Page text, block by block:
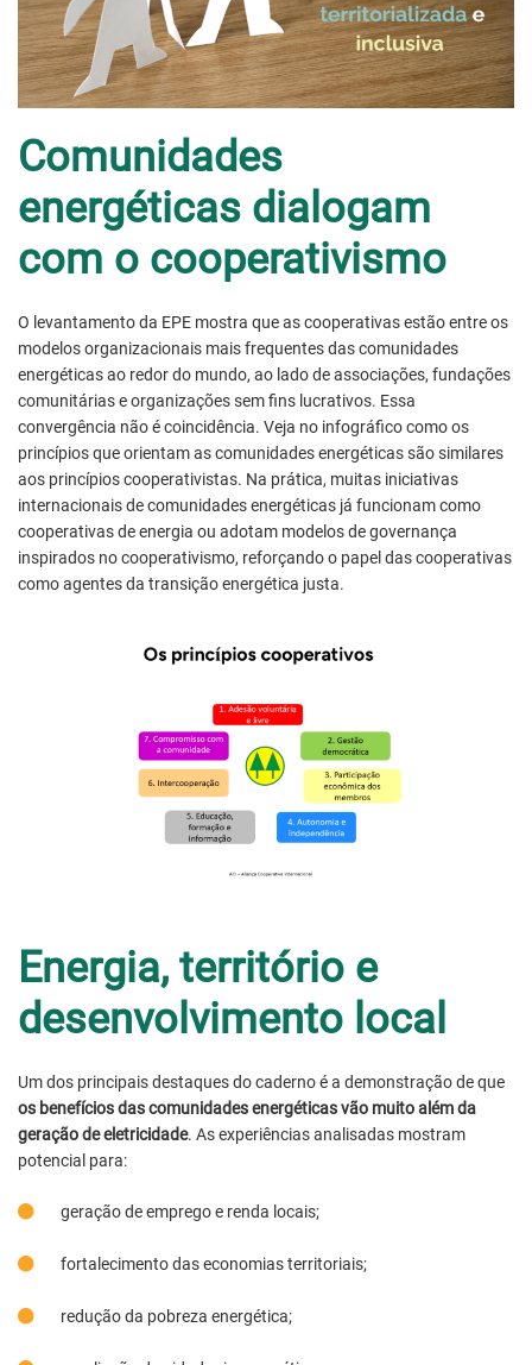
Comunidades
energéticas dialogam
com o cooperativismo
O levantamento da EPE mostra que as cooperativas estão entre os
modelos organizacionais mais frequentes das comunidades
energéticas ao redor do mundo, ao lado de associações, fundações
comunitárias e organizações sem fins lucrativos. Essa
convergência não é coincidência. Veja no infográfico como os
princípios que orientam as comunidades energéticas são similares
aos princípios cooperativistas. Na prática, muitas iniciativas
internacionais de comunidades energéticas já funcionam como
cooperativas de energia ou adotam modelos de governança
inspirados no cooperativismo, reforçando o papel das cooperativas
como agentes da transição energética justa.
Energia, território e
desenvolvimento local
Um dos principais destaques do caderno é a demonstração de que
os benefícios das comunidades energéticas vão muito além da
geração de eletricidade. As experiências analisadas mostram
potencial para:
geração de emprego e renda locais;
fortalecimento das economias territoriais;
redução da pobreza energética;